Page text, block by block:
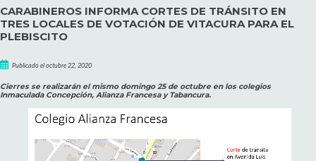
CARABINEROS INFORMA CORTES DE TRÁNSITO EN
TRES LOCALES DE VOTACIÓN DE VITACURA PARA EL
PLEBISCITO
Publicado el octubre 22, 2020
Cierres se realizarán el mismo domingo 25 de octubre en los colegios
Inmaculada Concepción, Alianza Francesa y Tabancura.